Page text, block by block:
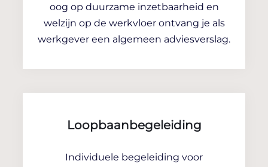
oog op duurzame inzetbaarheid en
welzijn op de werkvloer ontvang je als
werkgever een algemeen adviesverslag.
Loopbaanbegeleiding
Individuele begeleiding voor